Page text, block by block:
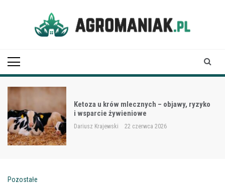
Ketoza u krów mlecznych – objawy, ryzyko
i wsparcie żywieniowe
Dariusz Krajewski 22 czerwca 2026
Pozostałe